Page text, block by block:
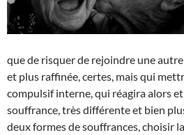
que de risquer de rejoindre une
et plus raffinée, certes, mais qui
compulsif interne, qui réagira alors
souffrance, très différente et bien
deux formes de souffrances, choisir